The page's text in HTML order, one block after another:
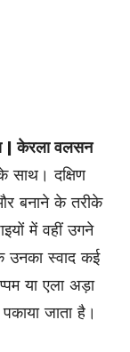
| केरला वलसन
साथ। दक्षिण
बनाने के तरीके
में वहीं उगने
उनका स्वाद कई
या एला अड़ा
जाता है।